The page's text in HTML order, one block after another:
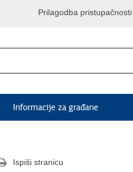
Prilagodba pristupačnosti
Informacije za građane
Ispiši stranicu